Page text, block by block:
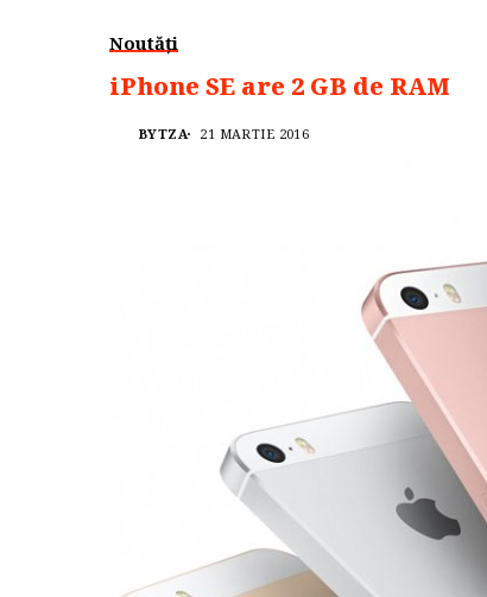
Noutăți
iPhone SE are 2 GB de RAM
BYTZA 21 MARTIE 2016